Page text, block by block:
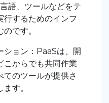
語、ツールなどをテ
行するためのインフ
です。
ション：PaaSは、開
こからでも共同作業
てのツールが提供さ
す。